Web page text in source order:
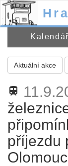
Aktuální akce
train
příjezdu